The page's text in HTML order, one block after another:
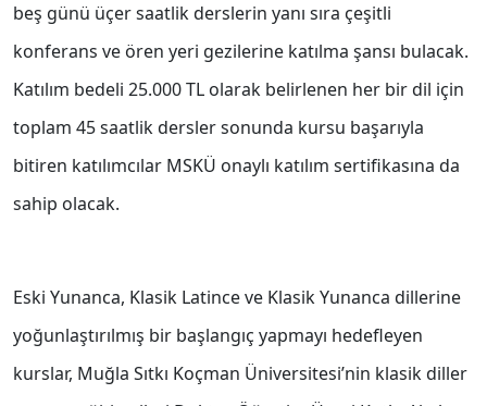
beş günü üçer saatlik derslerin yanı sıra çeşitli
konferans ve ören yeri gezilerine katılma şansı bulacak.
Katılım bedeli 25.000 TL olarak belirlenen her bir dil için
toplam 45 saatlik dersler sonunda kursu başarıyla
bitiren katılımcılar MSKÜ onaylı katılım sertifikasına da
sahip olacak.
Eski Yunanca, Klasik Latince ve Klasik Yunanca dillerine
yoğunlaştırılmış bir başlangıç yapmayı hedefleyen
kurslar, Muğla Sıtkı Koçman Üniversitesi’nin klasik diller